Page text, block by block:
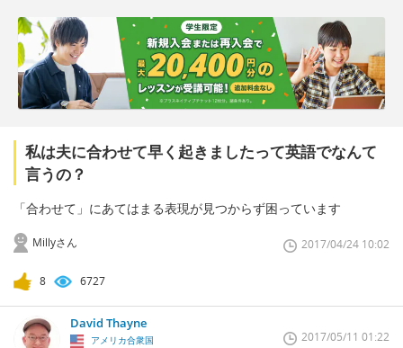
私は夫に合わせて早く起きましたって英語でなんて
言うの？
「合わせて」にあてはまる表現が見つからず困っています
Millyさん 2017/04/24 10:02
8 6727
David Thayne
アメリカ合衆国 2017/05/11 01:22